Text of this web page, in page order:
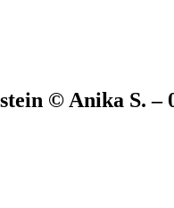
© Anika S. –